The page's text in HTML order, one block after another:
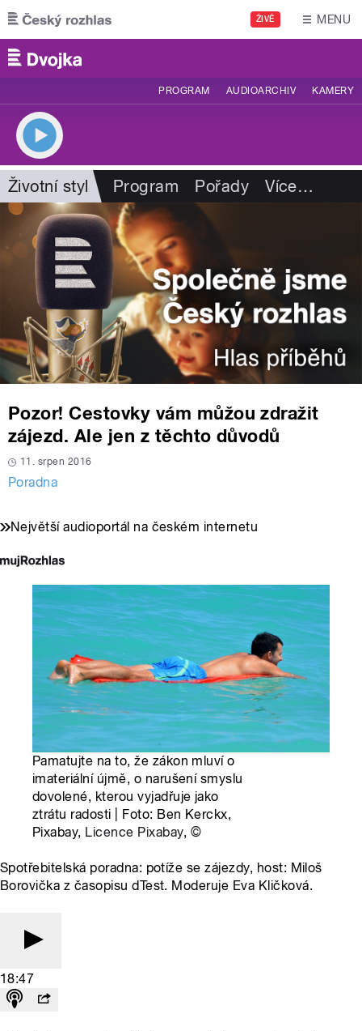
Přejít k hlavnímu obsahu
ŽIVĚ MENU
PROGRAM AUDIOARCHIV KAMERY
Životní styl Program Pořady Více…
Pozor! Cestovky vám můžou zdražit
zájezd. Ale jen z těchto důvodů
11. srpen 2016
Poradna
Největší audioportál na českém internetu
Pamatujte na to, že zákon mluví o
imateriální újmě, o narušení smyslu
dovolené, kterou vyjadřuje jako
ztrátu radosti | Foto: Ben Kerckx,
Pixabay, Licence Pixabay, ©
Spotřebitelská poradna: potíže se zájezdy, host: Miloš
Borovička z časopisu dTest. Moderuje Eva Kličková.
18:47